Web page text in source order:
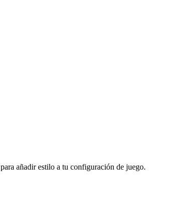
añadir estilo a tu configuración de juego.